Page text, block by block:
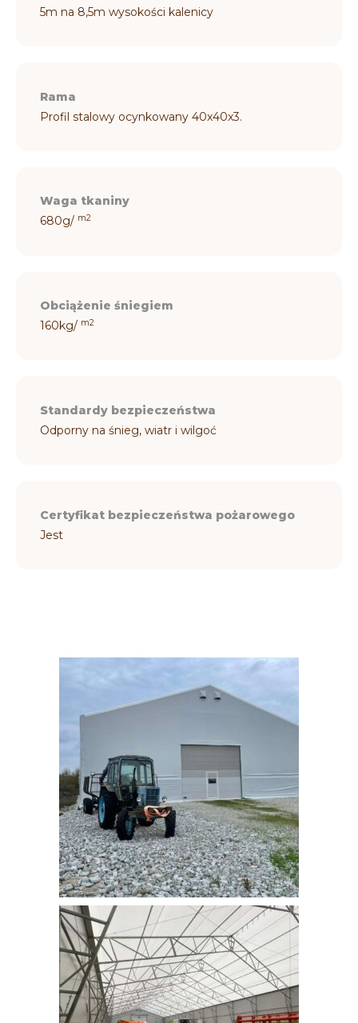
5m na 8,5m wysokości kalenicy
Rama
Profil stalowy ocynkowany 40x40x3.
Waga tkaniny
680g/ m2
Obciążenie śniegiem
160kg/ m2
Standardy bezpieczeństwa
Odporny na śnieg, wiatr i wilgoć
Certyfikat bezpieczeństwa pożarowego
Jest